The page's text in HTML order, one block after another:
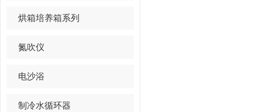
烘箱培养箱系列
氮吹仪
电沙浴
制冷水循环器